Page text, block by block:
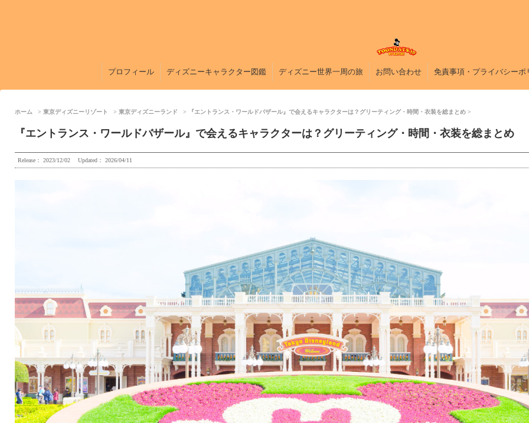
プロフィール ディズニーキャラクター図鑑 ディズニー世界一周の旅 お問い合わせ 免責事項・プライバシーポ
ホーム 東京ディズニーリゾート 東京ディズニーランド 『エントランス・ワールドバザール』で会えるキャラクターは？グリーティング・時間・衣装を総まとめ
『エントランス・ワールドバザール』で会えるキャラクターは？グリーティング・時間・衣装を総まとめ
Release： 2023/12/02 Updated： 2026/04/11